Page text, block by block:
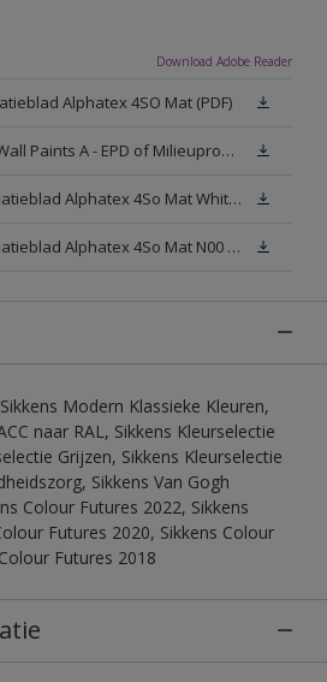
Download Adobe Reader
Alphatex 4SO Mat (PDF)
Sikkens Exterior Wall Paints A - EPD of Milieuproductverklaring
Veiligheidsinformatieblad Alphatex 4So Mat White W05 (MSDS)
Veiligheidsinformatieblad Alphatex 4So Mat N00 (MSDS)
Modern Klassieke Kleuren,
naar RAL, Sikkens Kleurselectie
Grijzen, Sikkens Kleurselectie
Sikkens Van Gogh
Colour Futures 2022, Sikkens
Futures 2020, Sikkens Colour
Futures 2018